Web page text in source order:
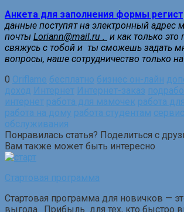
Анкета для заполнения формы
данные поступят на электронный адрес
почты Loriann@mail.ru . и как только это
свяжусь с тобой и ты сможешь задать
вопросы, наше сотрудничество только
0 Oriflame бесплатно бизнес он-лайн
доход Интернет Интернет-заказ
интернет работа для мамочек работа
работа на дому работа студентам
обслуживания
Понравилась статья? Поделиться с
Вам также может быть интересно
Стартовая программа
Стартовая программа для новичков —
выгода. Прибыль для тех, кто быстро